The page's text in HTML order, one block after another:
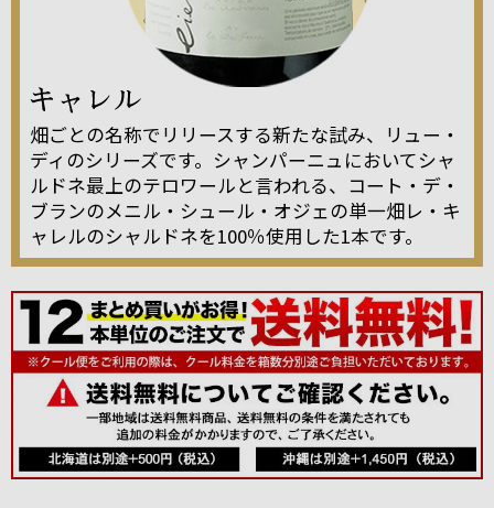
畑ごとの名称でリリースする新たな試み、リュー・
ディのシリーズです。シャンパーニュにおいてシャ
ルドネ最上のテロワールと言われる、コート・デ・
ブランのメニル・シュール・オジェの単一畑レ・キ
ャレルのシャルドネを100％使用した1本です。